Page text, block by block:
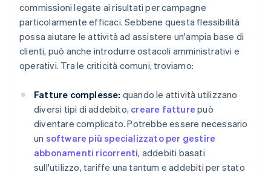
commissioni legate ai risultati per campagne
particolarmente efficaci. Sebbene questa flessibilità
possa aiutare le attività ad assistere un'ampia base di
clienti, può anche introdurre ostacoli amministrativi e
operativi. Tra le criticità comuni, troviamo:
Fatture complesse: quando le attività utilizzano
diversi tipi di addebito, creare fatture può
diventare complicato. Potrebbe essere necessario
un software più specializzato per gestire
abbonamenti ricorrenti, addebiti basati
sull'utilizzo, tariffe una tantum e addebiti per stato